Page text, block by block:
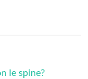
le spine?